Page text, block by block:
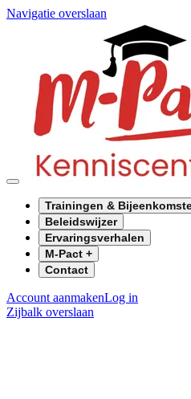
Navigatie overslaan
Trainingen &
Beleidswijzer
Ervaringsverhalen
M-Pact +
Contact
Account aanmakenLog in
Zijbalk overslaan